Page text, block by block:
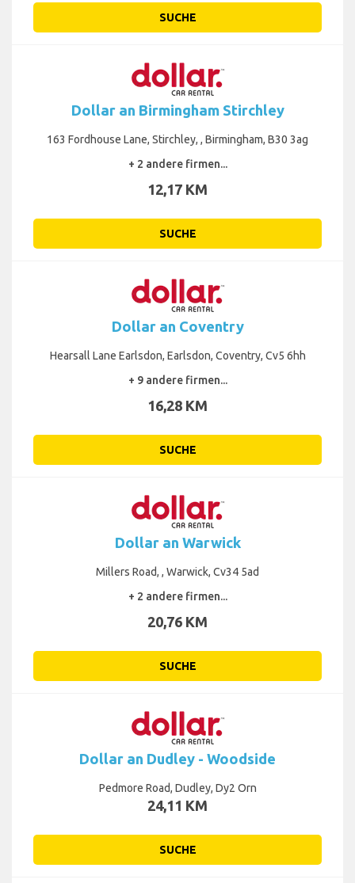
SUCHE
Dollar an Birmingham Stirchley
163 Fordhouse Lane, Stirchley, , Birmingham, B30 3ag
+ 2 andere firmen...
12,17 KM
SUCHE
Dollar an Coventry
Hearsall Lane Earlsdon, Earlsdon, Coventry, Cv5 6hh
+ 9 andere firmen...
16,28 KM
SUCHE
Dollar an Warwick
Millers Road, , Warwick, Cv34 5ad
+ 2 andere firmen...
20,76 KM
SUCHE
Dollar an Dudley - Woodside
Pedmore Road, Dudley, Dy2 Orn
24,11 KM
SUCHE